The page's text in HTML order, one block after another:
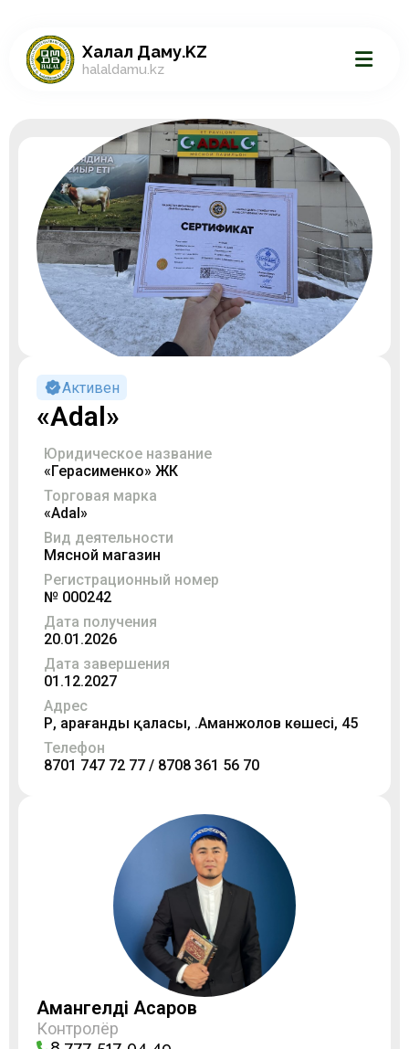
Халал Даму.KZ
halaldamu.kz
Активен
«Аdal»
Юридическое название
«Герасименко» ЖК
Торговая марка
«Аdal»
Вид деятельности
Мясной магазин
Регистрационный номер
№ 000242
Дата получения
20.01.2026
Дата завершения
01.12.2027
Адрес
ҚР, Қарағанды қаласы, Қ.Аманжолов көшесі, 45
Телефон
8701 747 72 77 / 8708 361 56 70
Амангелді Асқаров
Контролёр